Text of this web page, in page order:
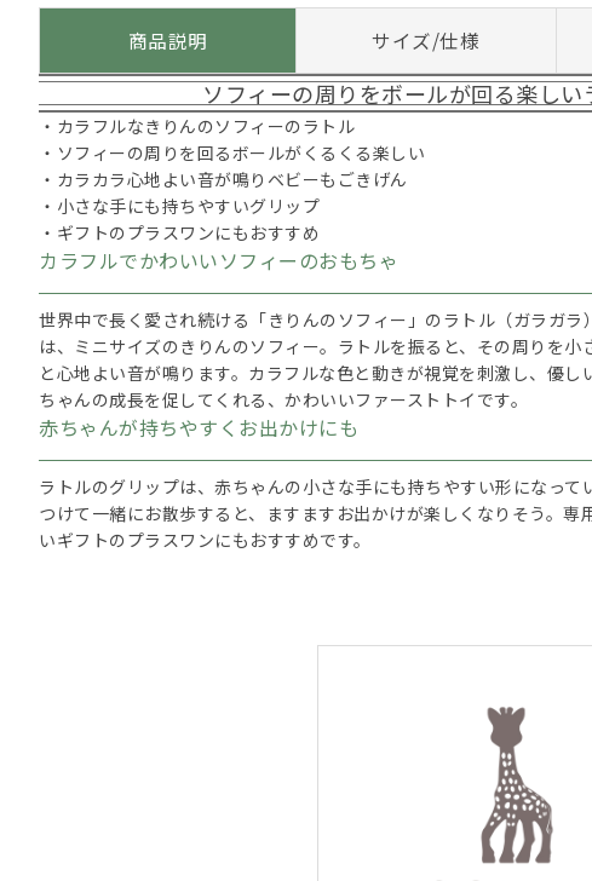
商品説明 サイズ/仕様
ソフィーの周りをボールが回る楽しい
・カラフルなきりんのソフィーのラトル
・ソフィーの周りを回るボールがくるくる楽しい
・カラカラ心地よい音が鳴りベビーもごきげん
・小さな手にも持ちやすいグリップ
・ギフトのプラスワンにもおすすめ
カラフルでかわいいソフィーのおもちゃ
世界中で長く愛され続ける「きりんのソフィー」のラトル（ガラガラ
は、ミニサイズのきりんのソフィー。ラトルを振ると、その周りを小
と心地よい音が鳴ります。カラフルな色と動きが視覚を刺激し、優
ちゃんの成長を促してくれる、かわいいファーストトイです。
赤ちゃんが持ちやすくお出かけにも
ラトルのグリップは、赤ちゃんの小さな手にも持ちやすい形になって
つけて一緒にお散歩すると、ますますお出かけが楽しくなりそう。専
いギフトのプラスワンにもおすすめです。